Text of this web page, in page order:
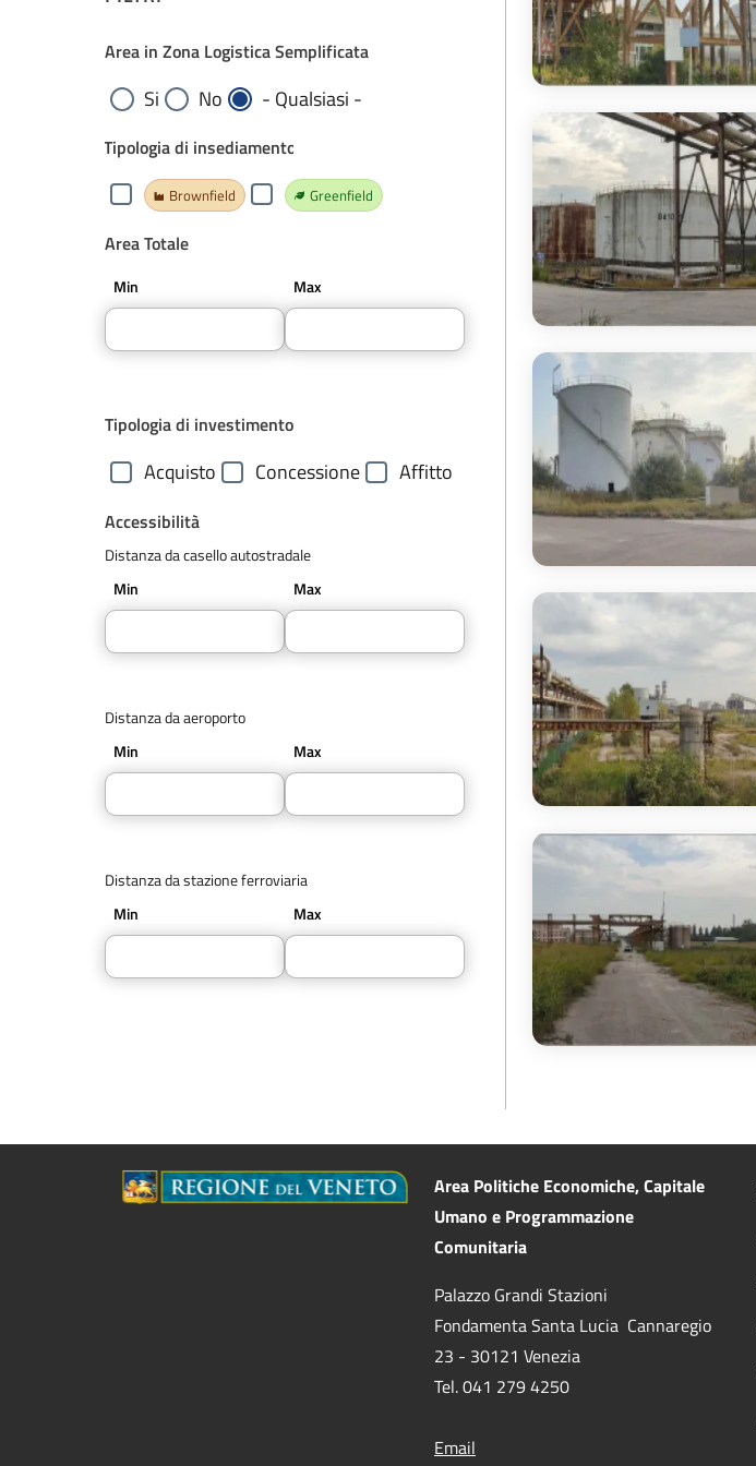
Area in Zona Logistica Semplificata
Si No - Qualsiasi -
Tipologia di insediamento
Brownfield Greenfield
Area Totale
Min Max
Tipologia di investimento
Acquisto Concessione Affitto
Accessibilità
Distanza da casello autostradale
Min
Max
Distanza da aeroporto
Min
Max
Distanza da stazione ferroviaria
Min
Max
Area Politiche Economiche, Capitale
Umano e Programmazione
Comunitaria
Palazzo Grandi Stazioni
Fondamenta Santa Lucia Cannaregio
23 - 30121 Venezia
Tel. 041 279 4250
Email